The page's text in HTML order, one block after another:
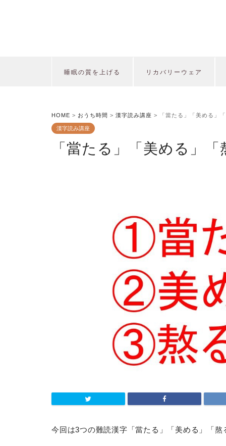
睡眠の質を上げる リカバリーウェア
HOME > おうち時間 > 漢字読み講座 > 「當たる」「美める」
漢字読み講座
「當たる」「美める」
今回は3つの難読漢字「當たる」「美める」「熬